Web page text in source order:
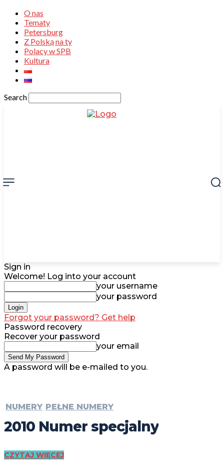
O nas
Tematy
Petersburg
Z Polską na ty
Polacy w SPB
Kultura
Search
Sign in
Welcome! Log into your account
your username
your password
Forgot your password? Get help
Password recovery
Recover your password
your email
A password will be e-mailed to you.
NUMERY PEŁNE NUMERY
2010 Numer specjalny
CZYTAJ WIĘCEJ